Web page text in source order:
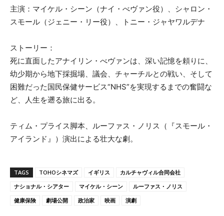
主演：マイケル・シーン（ナイ・べヴァン役）、シャロン・
スモール（ジェニー・リー役）、トニー・ジャヤワルデナ
ストーリー：
死に直面したアナイリン・べヴァンは、深い記憶を頼りに、
幼少期から地下採掘場、議会、チャーチルとの戦い、そして
困難だった国民保健サービス“NHS”を実現するまでの奮闘な
ど、人生を遡る旅に出る。
ティム・プライス脚本、ルーファス・ノリス（『スモール・
アイランド』）演出による壮大な劇。
TAGS TOHOシネマズ イギリス
カルチャヴィル合同会社
ナショナル・シアター
マイケル・シーン
ルーファス・ノリス
健康保険
劇場公開 政治家 映画 演劇